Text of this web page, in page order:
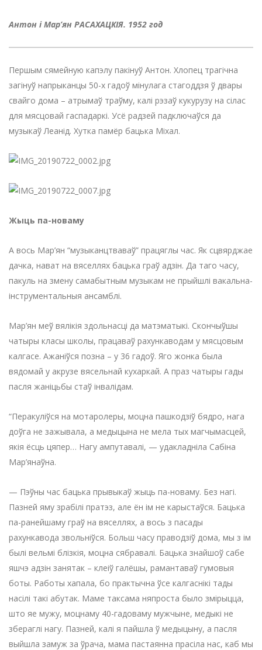
Антон і Мар’ян РАСАХАЦКІЯ. 1952 год
Першым сямейную капэлу пакінуў Антон. Хлопец трагічна
загінуў напрыканцы 50-х гадоў мінулага стагоддзя ў двары
свайго дома – атрымаў траўму, калі рэзаў кукурузу на сілас
для мясцовай гаспадаркі. Усё радзей падключаўся да
музыкаў Леанід. Хутка памёр бацька Міхал.
Жыць па-новаму
А вось Мар’ян “музыканцтваваў” працяглы час. Як сцвярджае
дачка, нават на вяселлях бацька граў адзін. Да таго часу,
пакуль на змену самабытным музыкам не прыйшлі вакальна-
інструментальныя ансамблі.
Мар’ян меў вялікія здольнасці да матэматыкі. Скончыўшы
чатыры класы школы, працаваў рахункаводам у мясцовым
калгасе. Ажаніўся позна – у 36 гадоў. Яго жонка была
вядомай у акрузе вясельнай кухаркай. А праз чатыры гады
пасля жаніцьбы стаў інвалідам.
“Перакуліўся на мотаролеры, моцна пашкодзіў бядро, нага
доўга не зажывала, а медыцына не мела тых магчымасцей,
якія ёсць цяпер… Нагу ампутавалі, — удакладніла Сабіна
Мар’янаўна.
— Пэўны час бацька прывыкаў жыць па-новаму. Без нагі.
Пазней яму зрабілі пратэз, але ён ім не карыстаўся. Бацька
па-ранейшаму граў на вяселлях, а вось з пасады
рахункавода звольніўся. Больш часу праводзіў дома, мы з ім
былі вельмі блізкія, моцна сябравалі. Бацька знайшоў сабе
яшчэ адзін занятак – клеіў галёшы, рамантаваў гумовыя
боты. Работы хапала, бо практычна ўсе калгаснікі тады
насілі такі абутак. Маме таксама няпроста было змірыцца,
што яе мужу, моцнаму 40-гадоваму мужчыне, медыкі не
збераглі нагу. Пазней, калі я пайшла ў медыцыну, а пасля
выйшла замуж за ўрача, мама пастаянна прасіла нас, каб мы